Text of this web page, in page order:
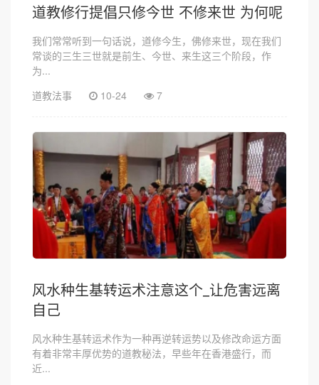
道教修行提倡只修今世 不修来世 为何呢
我们常常听到一句话说，道修今生，佛修来世，现在我们
常谈的三生三世就是前生、今世、来生这三个阶段，作
为...
道教法事
10-24 7
风水种生基转运术注意这个_让危害远离
自己
风水种生基转运术作为一种再逆转运势以及修改命运方面
有着非常丰厚优势的道教秘法，早些年在香港盛行，而
近...